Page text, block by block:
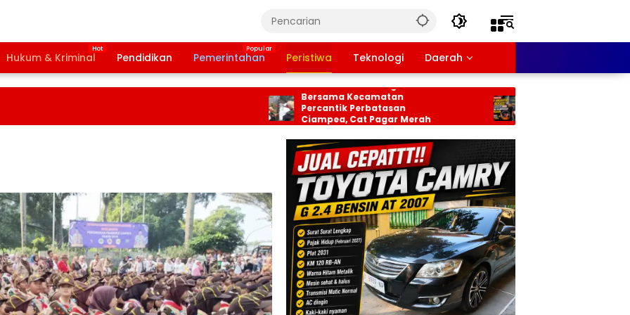
Hukum & Kriminal Pendidikan Pemerintahan Peristiwa Teknologi Daerah
Pemdes Rancabungur
Bersama Kecamatan
Percantik Perbatasan
Ciampea, Cat Pagar Merah
Berkas Kasus Dugaan
Penganiayaan Oknum
Anggota DPRD Bekasi P-21,
Pelimpahan Tersangka Jadi